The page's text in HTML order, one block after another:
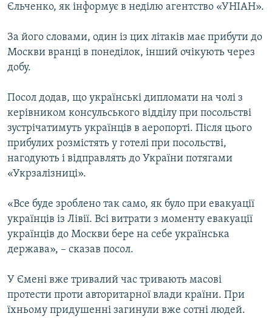
МУЛЬТИМЕДІА
ФОТО
СПЕЦПРОЄКТИ
КРИМ РЕАЛІЇ
РУС
УКР
КТАТ
ДОЛУЧАЙСЯ!
Усі сайти RFE/RL
Єльченко, як інформує в неділю агентство «УНІАН».
За його словами, один із цих літаків має прибути до
Москви вранці в понеділок, інший очікують через
добу.
Посол додав, що українські дипломати на чолі з
керівником консульського відділу при посольстві
зустрічатимуть українців в аеропорті. Після цього
прибулих розмістять у готелі при посольстві,
нагодують і відправлять до України потягами
«Укрзалізниці».
«Все буде зроблено так само, як було при евакуації
українців із Лівії. Всі витрати з моменту евакуації
українців до Москви бере на себе українська
держава», – сказав посол.
У Ємені вже тривалий час тривають масові
протести проти авторитарної влади країни. При
їхньому придушенні загинули вже сотні людей.